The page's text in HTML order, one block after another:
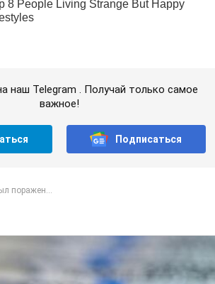
наш Telegram . Получай только самое
важное!
Подписаться
поражен...